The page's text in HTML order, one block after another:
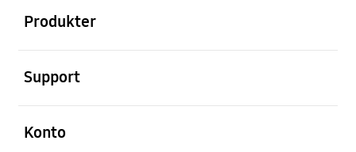
Produkter
Support
Konto